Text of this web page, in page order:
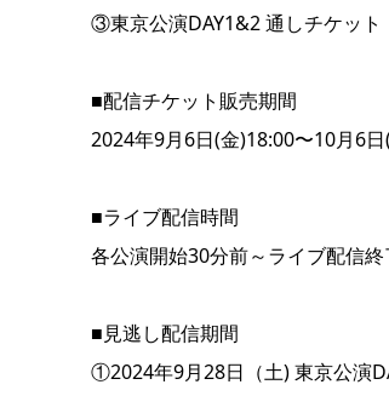
③東京公演DAY1&2 通しチケット
■配信チケット販売期間
2024年9月6日(金)18:00〜10月6
■ライブ配信時間
各公演開始30分前～ライブ配信
■見逃し配信期間
①2024年9月28日（土) 東京公演